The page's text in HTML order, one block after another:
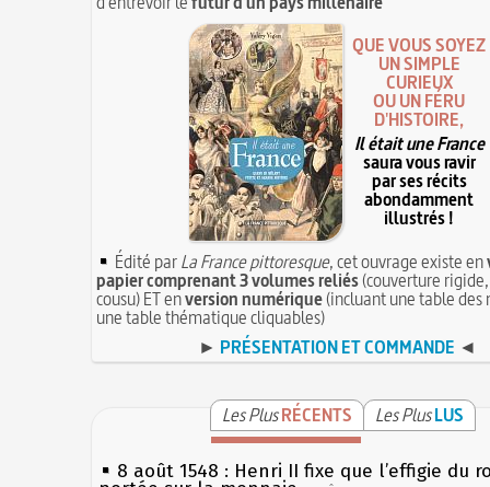
QUE VOUS SOYEZ
UN SIMPLE
CURIEUX
OU UN FÉRU
D'HISTOIRE,
Il était une France
saura vous ravir
par ses récits
abondamment
illustrés !
Édité parLa France pittoresque, cet ouvrage existe en
papier comprenant 3 volumes reliés(couverture
cousu) ET enversion numérique(incluant une table des
une table thématique cliquables)
► PRÉSENTATION ET COMMANDE ◄
Les PlusRÉCENTS Les PlusLUS
8 août 1548 : Henri II fixe que l’effigie du